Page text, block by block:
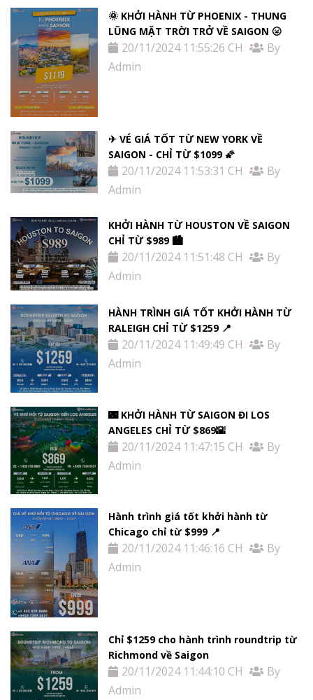
🌞 KHỞI HÀNH TỪ PHOENIX - THUNG
LŨNG MẶT TRỜI TRỞ VỀ SAIGON 🌝
20/11/2024 11:55:26 CH
By
Admin
✈ VÉ GIÁ TỐT TỪ NEW YORK VỀ
SAIGON - CHỈ TỪ $1099 🌠
20/11/2024 11:53:31 CH
By
Admin
KHỞI HÀNH TỪ HOUSTON VỀ SAIGON
CHỈ TỪ $989 🏙
20/11/2024 11:51:48 CH
By
Admin
HÀNH TRÌNH GIÁ TỐT KHỞI HÀNH TỪ
RALEIGH CHỈ TỪ $1259 📍
20/11/2024 11:49:49 CH
By
Admin
🌃 KHỞI HÀNH TỪ SAIGON ĐI LOS
ANGELES CHỈ TỪ $869🌇
20/11/2024 11:47:15 CH
By
Admin
Hành trình giá tốt khởi hành từ
Chicago chỉ từ $999 📍
20/11/2024 11:46:16 CH
By
Admin
Chỉ $1259 cho hành trình roundtrip từ
Richmond về Saigon
20/11/2024 11:44:10 CH
By
Admin